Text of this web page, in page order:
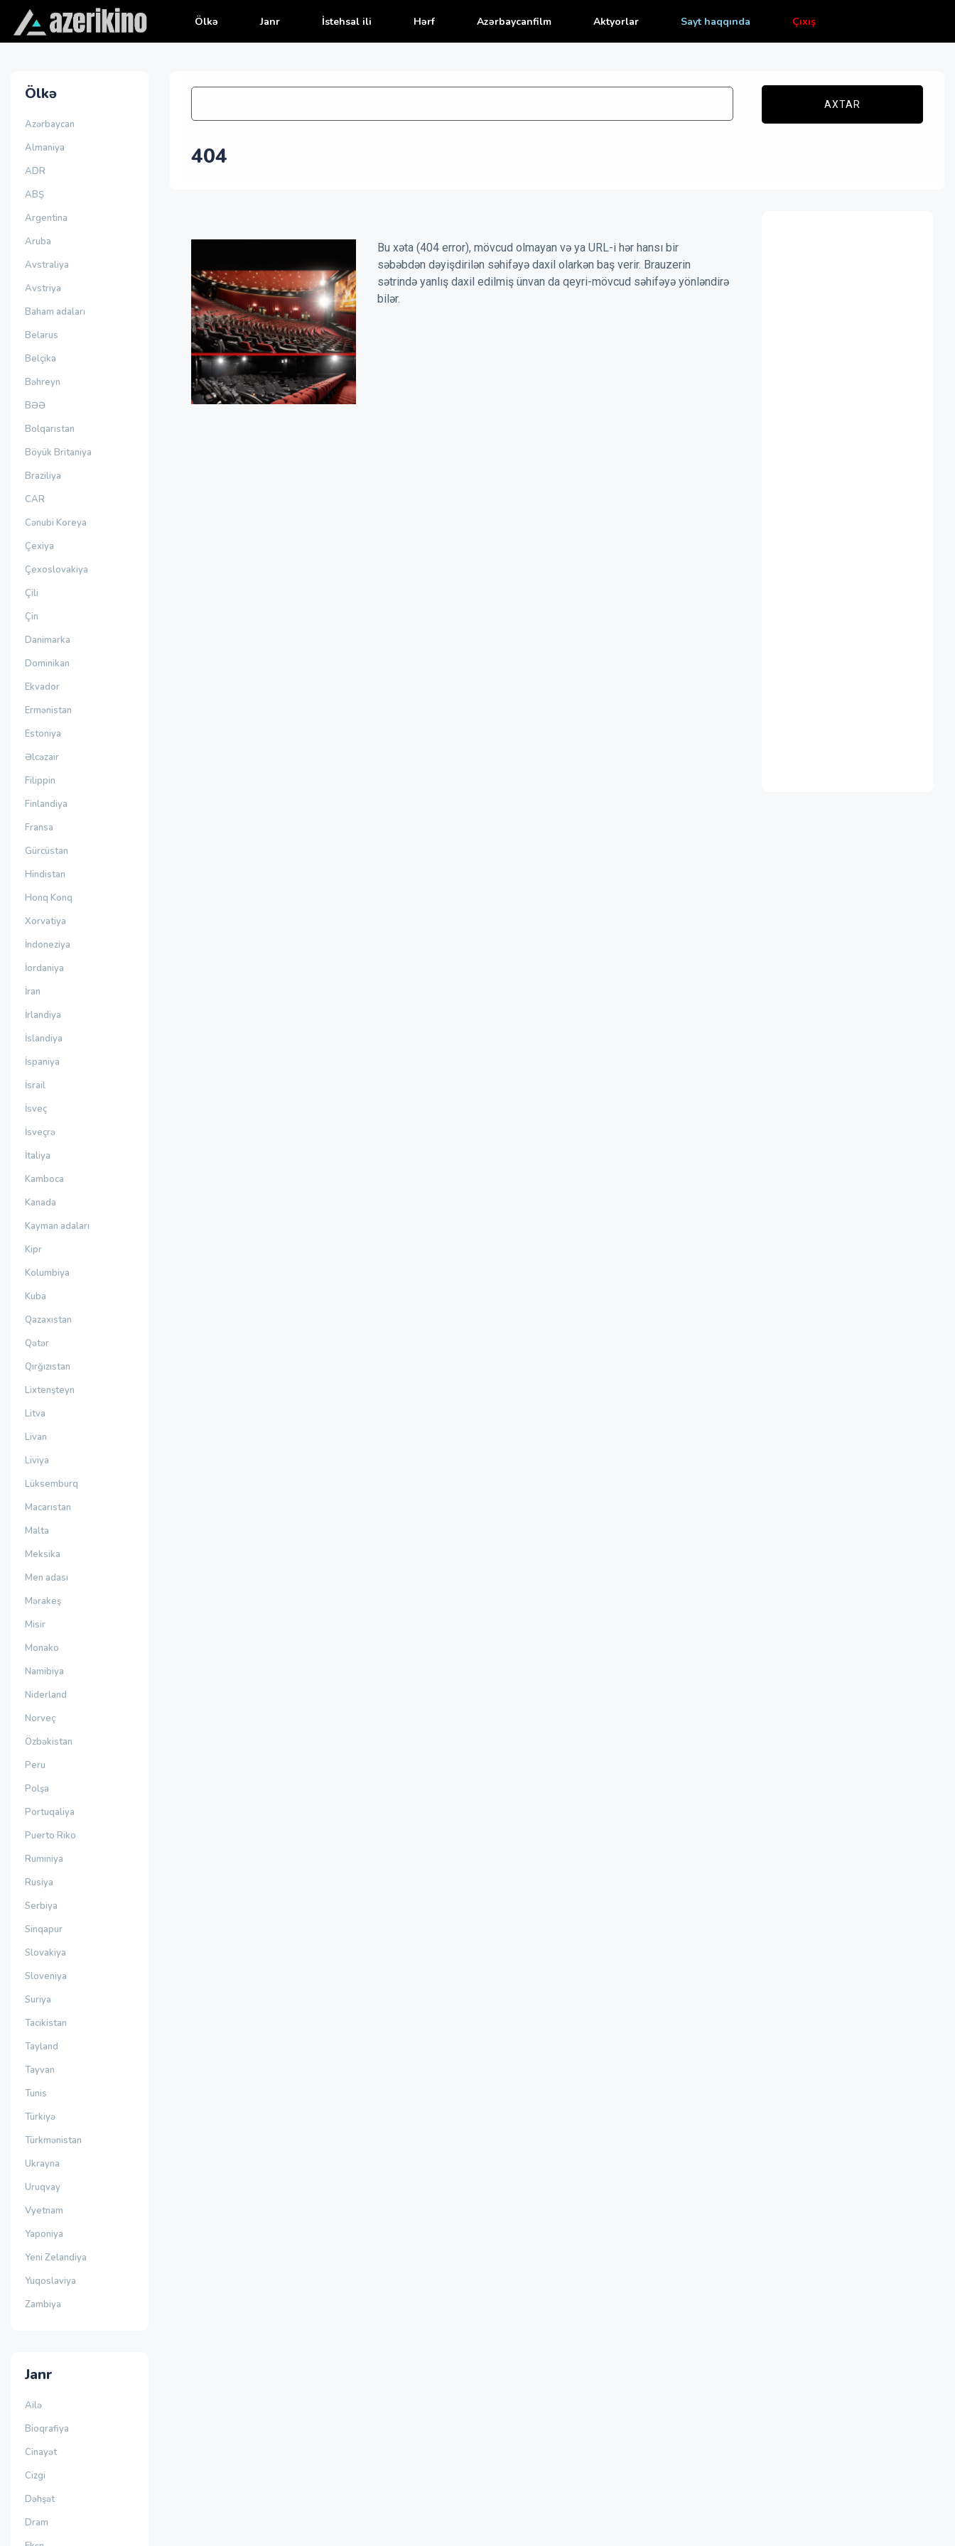
Ölkə Janr İstehsal ili Hərf Azərbaycanfilm Aktyorlar Sayt haqqında Çıxış
Ölkə
Azərbaycan
Almaniya
ADR
ABŞ
Argentina
Aruba
Avstraliya
Avstriya
Baham adaları
Belarus
Belçika
Bəhreyn
BƏƏ
Bolqarıstan
Böyük Britaniya
Braziliya
CAR
Cənubi Koreya
Çexiya
Çexoslovakiya
Çili
Çin
Danimarka
Dominikan
Ekvador
Ermənistan
Estoniya
Əlcəzair
Filippin
Finlandiya
Fransa
Gürcüstan
Hindistan
Honq Konq
Xorvatiya
İndoneziya
İordaniya
İran
İrlandiya
İslandiya
İspaniya
İsrail
İsveç
İsveçrə
İtaliya
Kamboca
Kanada
Kayman adaları
Kipr
Kolumbiya
Kuba
Qazaxıstan
Qətər
Qırğızıstan
Lixtenşteyn
Litva
Livan
Liviya
Lüksemburq
Macarıstan
Malta
Meksika
Men adası
Mərakeş
Misir
Monako
Namibiya
Niderland
Norveç
Özbəkistan
Peru
Polşa
Portuqaliya
Puerto Riko
Rumıniya
Rusiya
Serbiya
Sinqapur
Slovakiya
Sloveniya
Suriya
Tacikistan
Tayland
Tayvan
Tunis
Türkiyə
Türkmənistan
Ukrayna
Uruqvay
Vyetnam
Yaponiya
Yeni Zelandiya
Yuqoslaviya
Zambiya
Janr
Ailə
Bioqrafiya
Cinayət
Cizgi
Dəhşət
Dram
AXTAR
404
Bu xəta (404 error), mövcud olmayan və ya URL-i hər hansı bir
səbəbdən dəyişdirilən səhifəyə daxil olarkən baş verir. Brauzerin
sətrində yanlış daxil edilmiş ünvan da qeyri-mövcud səhifəyə yönləndirə
bilər.